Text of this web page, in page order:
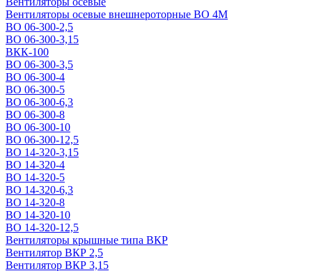
Вентиляторы осевые внешнероторные ВО 4М
ВО 06-300-2,5
ВО 06-300-3,15
ВКК-100
ВО 06-300-3,5
ВО 06-300-4
ВО 06-300-5
ВО 06-300-6,3
ВО 06-300-8
ВО 06-300-10
ВО 06-300-12,5
ВО 14-320-3,15
ВО 14-320-4
ВО 14-320-5
ВО 14-320-6,3
ВО 14-320-8
ВО 14-320-10
ВО 14-320-12,5
Вентиляторы крышные типа ВКР
Вентилятор ВКР 2,5
Вентилятор ВКР 3,15